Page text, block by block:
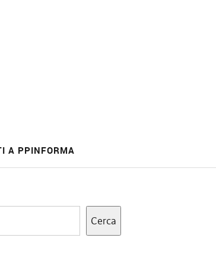
A PPINFORMA
Cerca